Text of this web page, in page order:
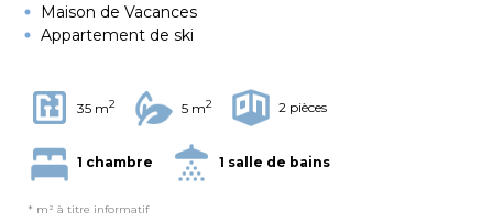
Maison de Vacances
Appartement de ski
35 m2 5 m2 2 pièces
1 chambre 1 salle de bains
* m² à titre informatif